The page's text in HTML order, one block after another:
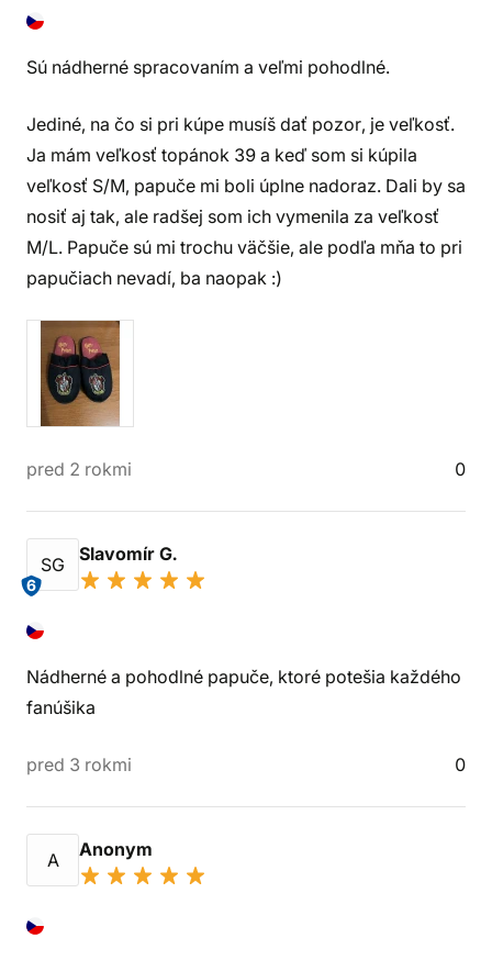
Sú nádherné spracovaním a veľmi pohodlné.
Jediné, na čo si pri kúpe musíš dať pozor, je veľkosť.
Ja mám veľkosť topánok 39 a keď som si kúpila
veľkosť S/M, papuče mi boli úplne nadoraz. Dali by sa
nosiť aj tak, ale radšej som ich vymenila za veľkosť
M/L. Papuče sú mi trochu väčšie, ale podľa mňa to pri
papučiach nevadí, ba naopak :)
pred 2 rokmi 0
SG
6
Slavomír G.
Nádherné a pohodlné papuče, ktoré potešia každého
fanúšika
pred 3 rokmi 0
A Anonym